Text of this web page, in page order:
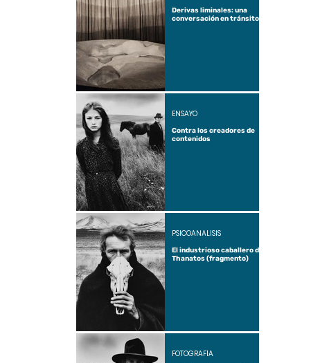
Derivas liminales: una
conversación en tránsito
Contra los creadores de
contenidos
ENSAYO
El industrioso caballero de
Thanatos (fragmento)
PSICOANÁLISIS
FOTOGRAFÍA